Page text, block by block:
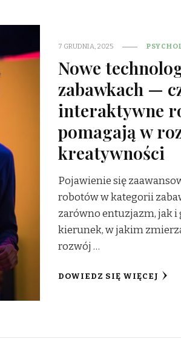
7 GRUDNIA, 2025
Nowe
zabawkach —
interaktywne
pomagają w
kreatywności
Pojawienie się
robotów w kategorii
zarówno entuzjazm, jak i
kierunek, w jakim
rozwój …
DOWIEDZ SIĘ WIĘCEJ